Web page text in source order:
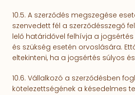
10.5. A szerződés megszegése
szenvedett fél a szerződésszegő
lelő határidővel felhívja a
és szükség esetén orvoslására.
eltekinteni, ha a jogsértés súlyos
10.6. Vállalkozó a szerződésben
kötelezettségének a késedelmes